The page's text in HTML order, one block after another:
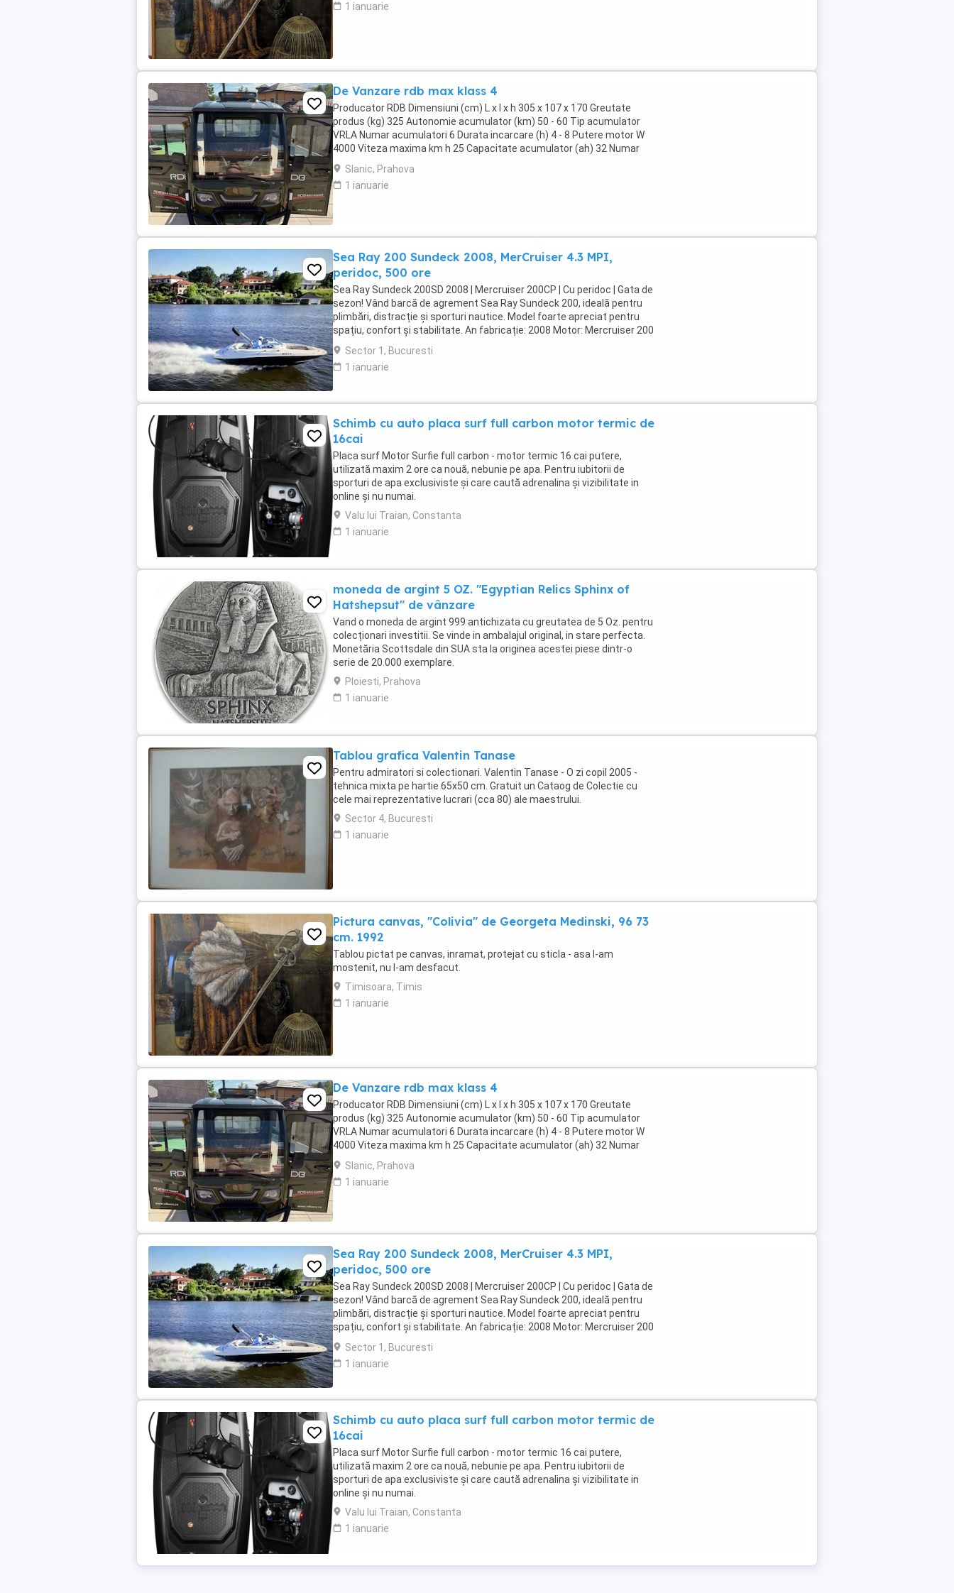
1 ianuarie
De Vanzare rdb max klass 4
Producator RDB Dimensiuni (cm) L x l x h 305 x 107 x 170 Greutate
produs (kg) 325 Autonomie acumulator (km) 50 - 60 Tip acumulator
VRLA Numar acumulatori 6 Durata incarcare (h) 4 - 8 Putere motor W
4000 Viteza maxima km h 25 Capacitate acumulator (ah) 32 Numar
viteze 3 + R Consum kw h la 100km 2.5 - ...
Slanic, Prahova
1 ianuarie
Sea Ray 200 Sundeck 2008, MerCruiser 4.3 MPI,
peridoc, 500 ore
Sea Ray Sundeck 200SD 2008 | Mercruiser 200CP | Cu peridoc | Gata de
sezon! Vând barcă de agrement Sea Ray Sundeck 200, ideală pentru
plimbări, distracție și sporturi nautice. Model foarte apreciat pentru
spațiu, confort și stabilitate. An fabricație: 2008 Motor: Mercruiser 200
CP fiabil și ...
Sector 1, Bucuresti
1 ianuarie
Schimb cu auto placa surf full carbon motor termic de
16cai
Placa surf Motor Surfie full carbon - motor termic 16 cai putere,
utilizată maxim 2 ore ca nouă, nebunie pe apa. Pentru iubitorii de
sporturi de apa exclusiviste și care caută adrenalina și vizibilitate in
online și nu numai.
Valu lui Traian, Constanta
1 ianuarie
moneda de argint 5 OZ. "Egyptian Relics Sphinx of
Hatshepsut" de vânzare
Vand o moneda de argint 999 antichizata cu greutatea de 5 Oz. pentru
colecționari investitii. Se vinde in ambalajul original, in stare perfecta.
Monetăria Scottsdale din SUA sta la originea acestei piese dintr-o
serie de 20.000 exemplare.
Ploiesti, Prahova
1 ianuarie
Tablou grafica Valentin Tanase
Pentru admiratori si colectionari. Valentin Tanase - O zi copil 2005 -
tehnica mixta pe hartie 65x50 cm. Gratuit un Cataog de Colectie cu
cele mai reprezentative lucrari (cca 80) ale maestrului.
Sector 4, Bucuresti
1 ianuarie
Pictura canvas, "Colivia" de Georgeta Medinski, 96 73
cm. 1992
Tablou pictat pe canvas, inramat, protejat cu sticla - asa l-am
mostenit, nu l-am desfacut.
Timisoara, Timis
1 ianuarie
De Vanzare rdb max klass 4
Producator RDB Dimensiuni (cm) L x l x h 305 x 107 x 170 Greutate
produs (kg) 325 Autonomie acumulator (km) 50 - 60 Tip acumulator
VRLA Numar acumulatori 6 Durata incarcare (h) 4 - 8 Putere motor W
4000 Viteza maxima km h 25 Capacitate acumulator (ah) 32 Numar
viteze 3 + R Consum kw h la 100km 2.5 - ...
Slanic, Prahova
1 ianuarie
Sea Ray 200 Sundeck 2008, MerCruiser 4.3 MPI,
peridoc, 500 ore
Sea Ray Sundeck 200SD 2008 | Mercruiser 200CP | Cu peridoc | Gata de
sezon! Vând barcă de agrement Sea Ray Sundeck 200, ideală pentru
plimbări, distracție și sporturi nautice. Model foarte apreciat pentru
spațiu, confort și stabilitate. An fabricație: 2008 Motor: Mercruiser 200
CP fiabil și ...
Sector 1, Bucuresti
1 ianuarie
Schimb cu auto placa surf full carbon motor termic de
16cai
Placa surf Motor Surfie full carbon - motor termic 16 cai putere,
utilizată maxim 2 ore ca nouă, nebunie pe apa. Pentru iubitorii de
sporturi de apa exclusiviste și care caută adrenalina și vizibilitate in
online și nu numai.
Valu lui Traian, Constanta
1 ianuarie